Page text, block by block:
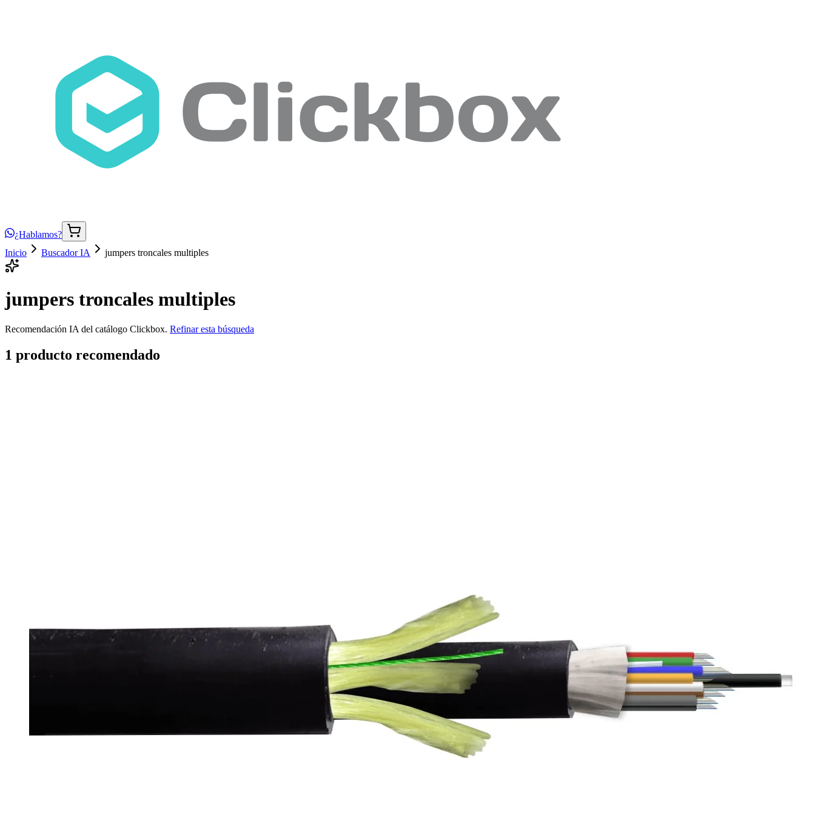
¿Hablamos?
Inicio
Buscador IA jumpers troncales multiples
jumpers troncales multiples
Recomendación IA del catálogo Clickbox. Refinar esta búsqueda
1 producto recomendado